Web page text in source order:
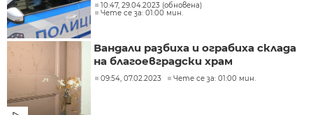
10:47, 29.04.2023 (обновена)
Чете се за: 01:00 мин.
Вандали разбиха и ограбиха склада
на благоевградски храм
09:54, 07.02.2023 Чете се за: 01:00 мин.